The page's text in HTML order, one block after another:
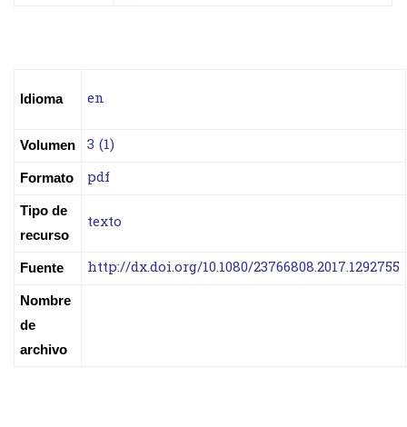
Idioma en
Volumen 3 (1)
Formato pdf
Tipo de
recurso
texto
Fuente http://dx.doi.org/10.1080/23766808.2017.1292755
Nombre
de
archivo